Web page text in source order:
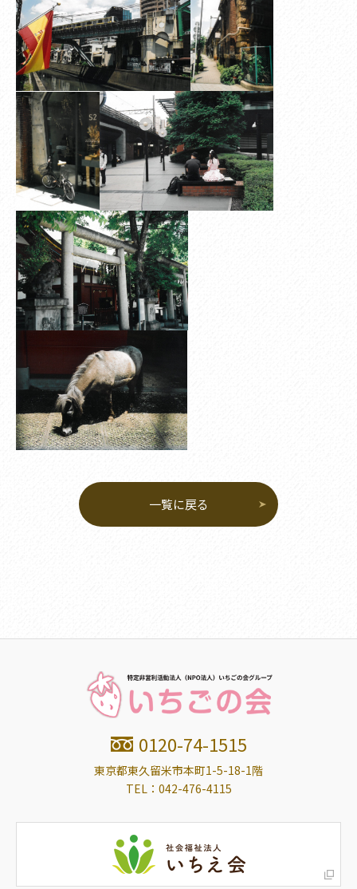
一覧に戻る
0120-74-1515
東京都東久留米市本町1-5-18-1階
TEL： 042-476-4115